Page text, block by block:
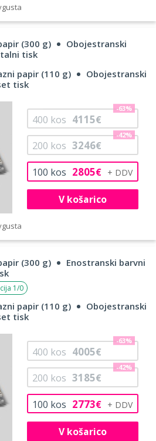
(300 g)
Obojestranski
tisk
papir (110 g)
Obojestranski
tisk
100 kos 2805€
200 kos 3246€
-42%
400 kos 4115€
-63%
V košarico
(300 g)
Enostranski barvni
1/0
papir (110 g)
Obojestranski
tisk
100 kos 2773€
200 kos 3185€
-42%
400 kos 4005€
-63%
V košarico